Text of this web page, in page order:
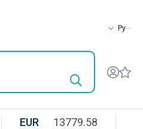
Ру
EUR 13779.58